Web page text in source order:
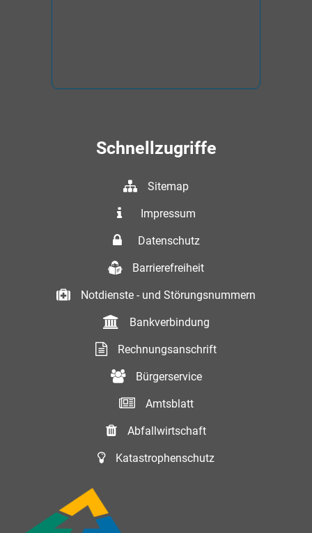
Schnellzugriffe
Sitemap
Impressum
Datenschutz
Barrierefreiheit
Notdienste - und Störungsnummern
Bankverbindung
Rechnungsanschrift
Bürgerservice
Amtsblatt
Abfallwirtschaft
Katastrophenschutz